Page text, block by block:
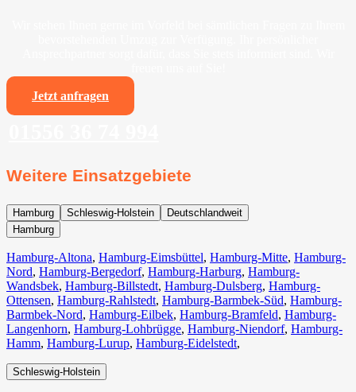
Jetzt anfragen
Weitere Einsatzgebiete
Hamburg Schleswig-Holstein
Deutschlandweit
Hamburg
Hamburg-Altona, Hamburg-Eimsbüttel, Hamburg-Mitte, Hamburg-
Nord, Hamburg-Bergedorf, Hamburg-Harburg, Hamburg-
Wandsbek, Hamburg-Billstedt, Hamburg-Dulsberg, Hamburg-
Ottensen, Hamburg-Rahlstedt, Hamburg-Barmbek-Süd, Hamburg-
Barmbek-Nord, Hamburg-Eilbek, Hamburg-Bramfeld, Hamburg-
Langenhorn, Hamburg-Lohbrügge, Hamburg-Niendorf, Hamburg-
Hamm, Hamburg-Lurup, Hamburg-Eidelstedt,
Schleswig-Holstein